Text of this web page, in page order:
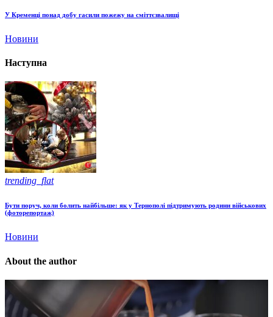
У Кременці понад добу гасили пожежу на сміттєзвалищі
Новини
Наступна
trending_flat
Бути поруч, коли болить найбільше: як у Тернополі підтримують родини військових
(фоторепортаж)
Новини
About the author